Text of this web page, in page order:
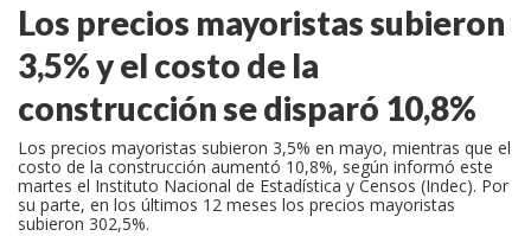
Los precios mayoristas subieron
3,5% y el costo de la
construcción se disparó 10,8%
Los precios mayoristas subieron 3,5% en mayo, mientras que el
costo de la construcción aumentó 10,8%, según informó este
martes el Instituto Nacional de Estadística y Censos (Indec). Por
su parte, en los últimos 12 meses los precios mayoristas
subieron 302,5%.